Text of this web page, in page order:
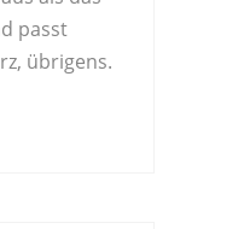
passt
übrigens.